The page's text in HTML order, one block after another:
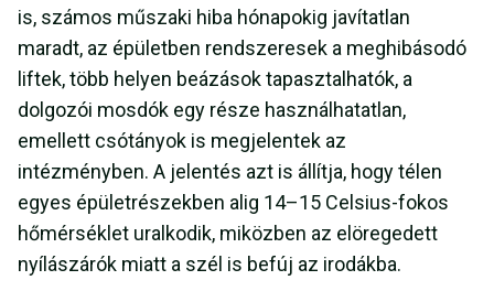
is, számos műszaki hiba hónapokig javítatlan
maradt, az épületben rendszeresek a meghibásodó
liftek, több helyen beázások tapasztalhatók, a
dolgozói mosdók egy része használhatatlan,
emellett csótányok is megjelentek az
intézményben. A jelentés azt is állítja, hogy télen
egyes épületrészekben alig 14–15 Celsius-fokos
hőmérséklet uralkodik, miközben az elöregedett
nyílászárók miatt a szél is befúj az irodákba.